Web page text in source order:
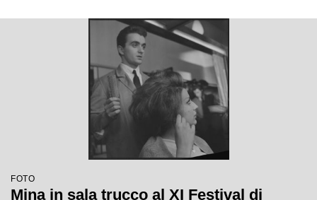
FOTO
Mina in sala trucco al XI Festival di